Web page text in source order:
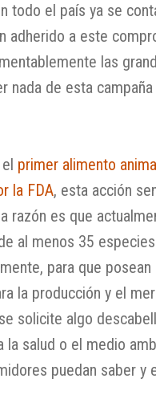
todo el país ya se
adherido a este
las
nada de esta
primer alimento
la FDA, esta acción
razón es que
al menos 35
para que posean
la producción y el
solicite algo
salud o el medio
puedan saber y